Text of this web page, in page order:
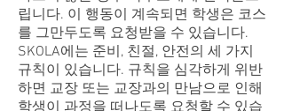
립니다. 이 행동이 계속되면 학생은 코스
를 그만두도록 요청받을 수 있습니다.
SKOLA에는 준비, 친절, 안전의 세 가지
규칙이 있습니다. 규칙을 심각하게 위반
하면 교장 또는 교장과의 만남으로 인해
학생이 과정을 떠나도록 요청할 수 있습